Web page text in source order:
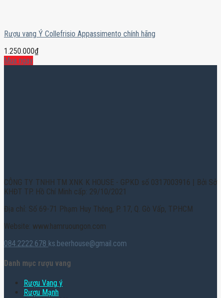
Rượu vang Ý Collefrisio Appassimento chính hãng
1.250.000₫
Mua ngay
CÔNG TY TNHH TM XNK K HOUSE - GPKD số 0317003916 | Bởi Sở
KHĐT TP. Hồ Chí Minh cấp: 29/10/2021
Địa chỉ: Số 69-71 Phạm Huy Thông, P. 17, Q. Gò Vấp, TPHCM
Website: www.hamruoungon.com
084.2222.678 ks.beerhouse@gmail.com
Danh mục rượu vang
Rượu Vang ý
Rượu Mạnh